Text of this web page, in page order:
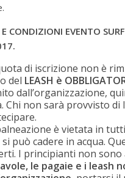
CONDIZIONI EVENTO
di iscrizione non è
del LEASH è
dall’organizzazione,
Chi non sarà provvisto
è vietata in
può cadere in acqua.
I principianti non sono
le pagaie e i leash